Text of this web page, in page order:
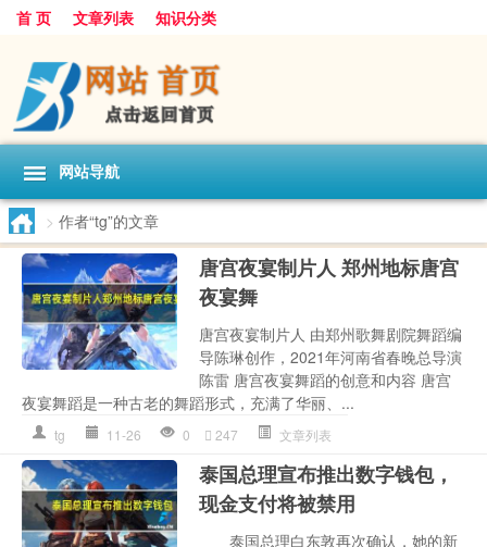
首 页 文章列表 知识分类
网站导航
> 作者“tg”的文章
唐宫夜宴制片人 郑州地标唐宫
夜宴舞
唐宫夜宴制片人 由郑州歌舞剧院舞蹈编
导陈琳创作，2021年河南省春晚总导演
陈雷 唐宫夜宴舞蹈的创意和内容 唐宫
夜宴舞蹈是一种古老的舞蹈形式，充满了华丽、...
tg 11-26 0 247 文章列表
泰国总理宣布推出数字钱包，
现金支付将被禁用
泰国总理白东敦再次确认，她的新